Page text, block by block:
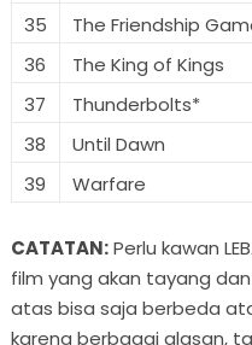
35
The Friendship
36
The King of Kings
37
Thunderbolts*
38
Until Dawn
39
Warfare
CATATAN:Perlu kawan
film yang akan tayang
atas bisa saja berbeda
karena berbagai alasan,